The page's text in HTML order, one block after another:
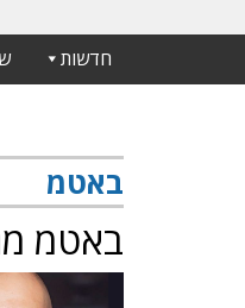
חדשות
באטמ
באטמ